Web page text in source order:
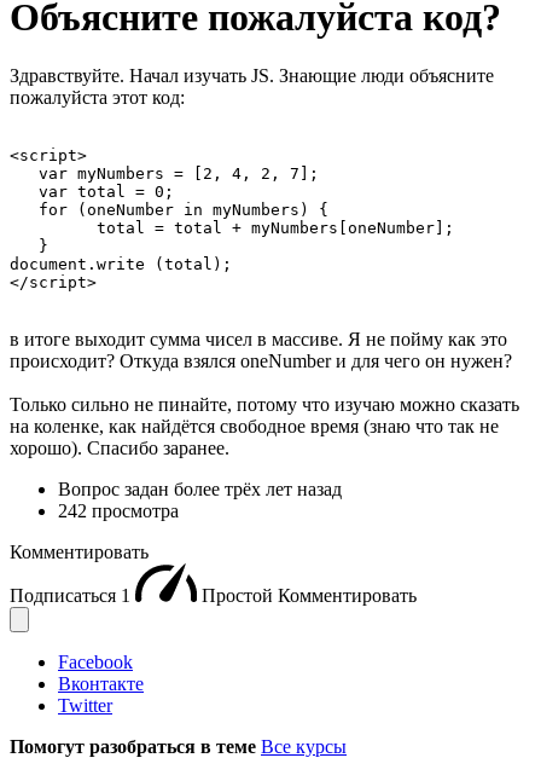
Объясните пожалуйста код?
Здравствуйте. Начал изучать JS. Знающие люди объясните
пожалуйста этот код:
<script>
   var myNumbers = [2, 4, 2, 7];
   var total = 0;
   for (oneNumber in myNumbers) {
         total = total + myNumbers[oneNumber];
   }
document.write (total);
</script>
в итоге выходит сумма чисел в массиве. Я не пойму как это
происходит? Откуда взялся oneNumber и для чего он нужен?
Только сильно не пинайте, потому что изучаю можно сказать
на коленке, как найдётся свободное время (знаю что так не
хорошо). Спасибо заранее.
Вопрос задан более трёх лет назад
242 просмотра
Комментировать
Подписаться 1 Простой Комментировать
Facebook
Вконтакте
Twitter
Помогут разобраться в теме Все курсы